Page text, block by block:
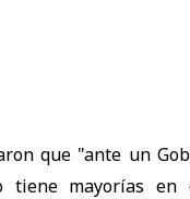
que "ante un
tiene mayorías en